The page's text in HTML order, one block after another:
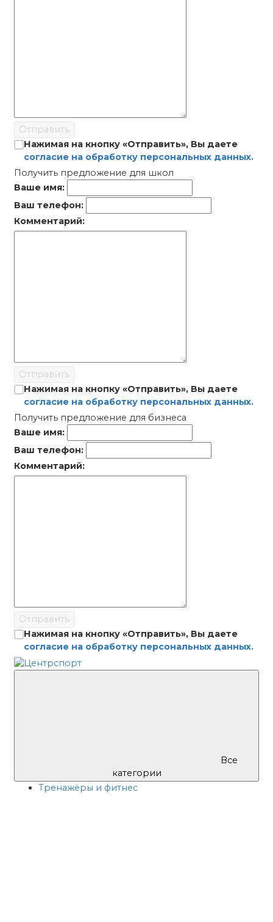
Отправить
Нажимая на кнопку «Отправить», Вы даете
согласие на обработку персональных данных.
Получить предложение для школ
Ваше имя:
Ваш телефон:
Комментарий:
Отправить
Нажимая на кнопку «Отправить», Вы даете
согласие на обработку персональных данных.
Получить предложение для бизнеса
Ваше имя:
Ваш телефон:
Комментарий:
Отправить
Нажимая на кнопку «Отправить», Вы даете
согласие на обработку персональных данных.
Все
категории
Тренажёры и фитнес